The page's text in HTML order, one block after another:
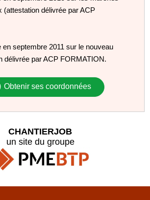
(attestation délivrée par ACP
septembre 2011 sur le nouveau
délivrée par ACP FORMATION.
Obtenir ses coordonnées
CHANTIERJOB
un site du groupe